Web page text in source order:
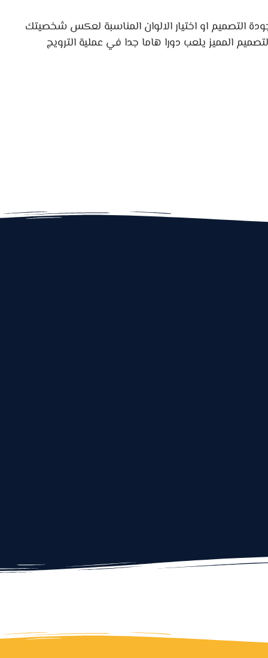
التصميم او اختيار الالوان المناسبة لعكس شخصيتك
المميز يلعب دورا هاما جدا في عملية الترويج